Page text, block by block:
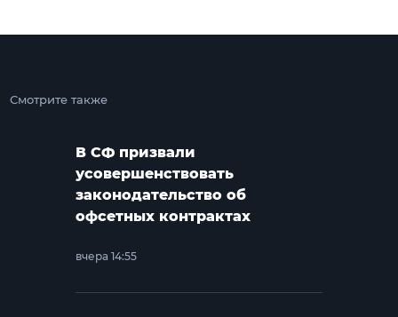
Смотрите также
В СФ призвали
усовершенствовать
законодательство об
офсетных контрактах
вчера 14:55